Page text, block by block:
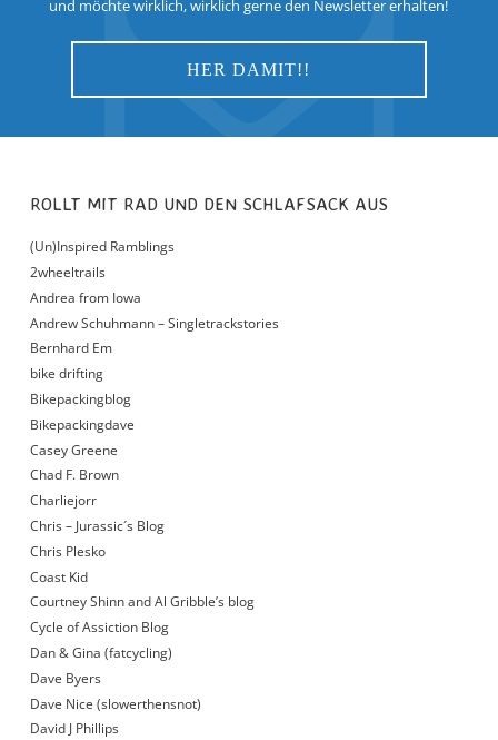
und möchte wirklich, wirklich gerne den Newsletter erhalten!
ROLLT MIT RAD UND DEN SCHLAFSACK AUS
(Un)Inspired Ramblings
2wheeltrails
Andrea from Iowa
Andrew Schuhmann – Singletrackstories
Bernhard Em
bike drifting
Bikepackingblog
Bikepackingdave
Casey Greene
Chad F. Brown
Charliejorr
Chris – Jurassic´s Blog
Chris Plesko
Coast Kid
Courtney Shinn and Al Gribble’s blog
Cycle of Assiction Blog
Dan & Gina (fatcycling)
Dave Byers
Dave Nice (slowerthensnot)
David J Phillips